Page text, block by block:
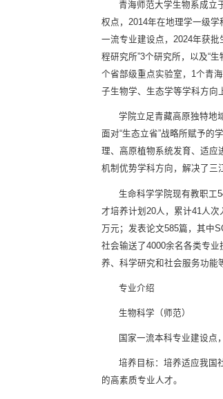
青海师范大学生物系成立
权点，2014年在地理学一级
一流专业建设点，2024年获批
程研究所”3个研究所，以及“
个省部级重点实验室，1个青
子生物学、生态学等学科方向
学院立足青藏高原独特地
面对“生态立省”战略所赋予
理、高原植物系统发育、适应
机制优势学科方向，解决了三
生命科学学院现有教职工
才培养计划20人，累计41人
万元；发表论文585篇，其中
社会输送了4000余名各类专
养、科学研究和社会服务功能
专业介绍
生物科学（师范）
国家一流本科专业建设点
培养目标：培养适应我国
的高素质专业人才。